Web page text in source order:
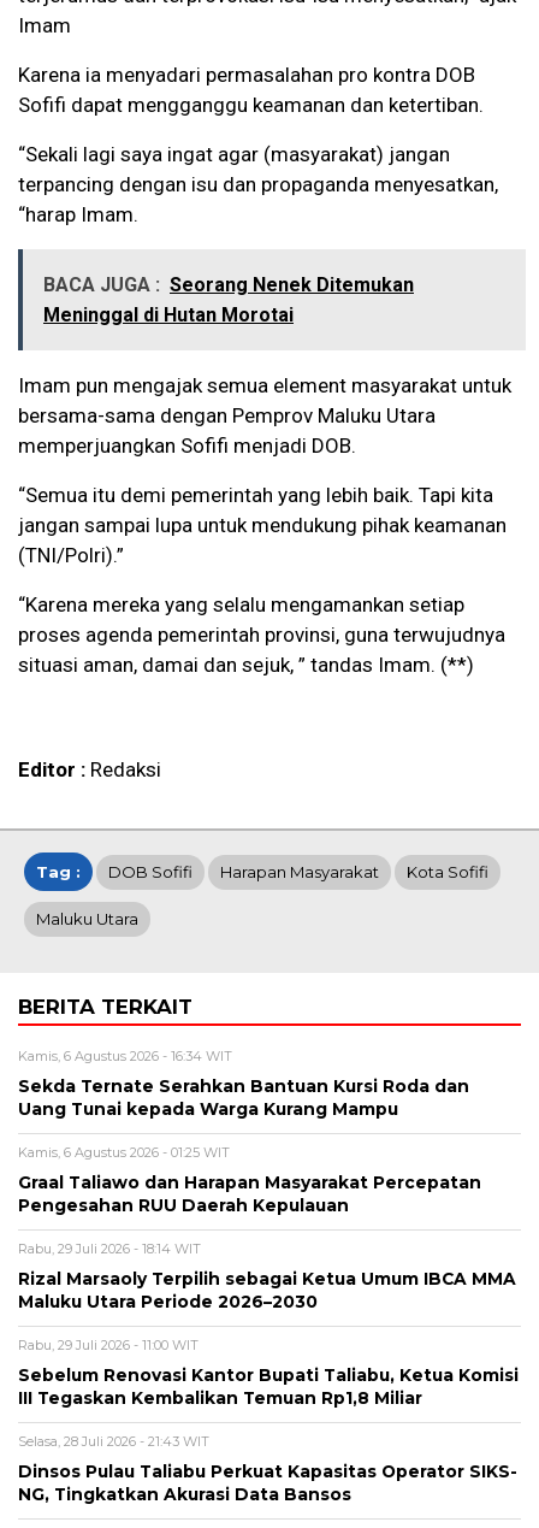
Imam
Karena ia menyadari permasalahan pro kontra DOB
Sofifi dapat mengganggu keamanan dan ketertiban.
“Sekali lagi saya ingat agar (masyarakat) jangan
terpancing dengan isu dan propaganda menyesatkan,
“harap Imam.
BACA JUGA : Seorang Nenek Ditemukan
Meninggal di Hutan Morotai
Imam pun mengajak semua element masyarakat untuk
bersama-sama dengan Pemprov Maluku Utara
memperjuangkan Sofifi menjadi DOB.
“Semua itu demi pemerintah yang lebih baik. Tapi kita
jangan sampai lupa untuk mendukung pihak keamanan
(TNI/Polri).”
“Karena mereka yang selalu mengamankan setiap
proses agenda pemerintah provinsi, guna terwujudnya
situasi aman, damai dan sejuk, ” tandas Imam. (**)
Editor : Redaksi
Tag : DOB Sofifi Harapan Masyarakat Kota Sofifi
Maluku Utara
BERITA TERKAIT
Kamis, 6 Agustus 2026 - 16:34 WIT
Sekda Ternate Serahkan Bantuan Kursi Roda dan
Uang Tunai kepada Warga Kurang Mampu
Kamis, 6 Agustus 2026 - 01:25 WIT
Graal Taliawo dan Harapan Masyarakat Percepatan
Pengesahan RUU Daerah Kepulauan
Rabu, 29 Juli 2026 - 18:14 WIT
Rizal Marsaoly Terpilih sebagai Ketua Umum IBCA MMA
Maluku Utara Periode 2026–2030
Rabu, 29 Juli 2026 - 11:00 WIT
Sebelum Renovasi Kantor Bupati Taliabu, Ketua Komisi
III Tegaskan Kembalikan Temuan Rp1,8 Miliar
Selasa, 28 Juli 2026 - 21:43 WIT
Dinsos Pulau Taliabu Perkuat Kapasitas Operator SIKS-
NG, Tingkatkan Akurasi Data Bansos